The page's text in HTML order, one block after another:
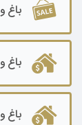
باغ
باغ
باغ